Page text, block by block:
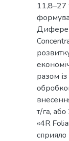
11,8–27
разом
т/га,
«4R